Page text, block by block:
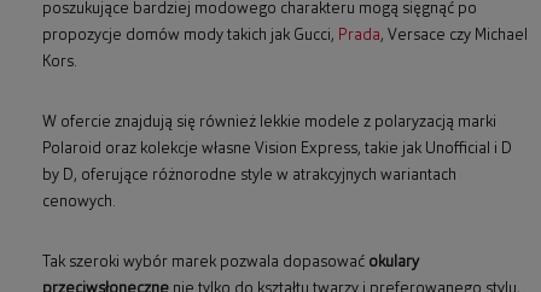
poszukujące bardziej modowego charakteru mogą sięgnąć po
propozycje domów mody takich jak Gucci, Prada, Versace czy Michael
Kors.
W ofercie znajdują się również lekkie modele z polaryzacją marki
Polaroid oraz kolekcje własne Vision Express, takie jak Unofficial i D
by D, oferujące różnorodne style w atrakcyjnych wariantach
cenowych.
Tak szeroki wybór marek pozwala dopasować okulary